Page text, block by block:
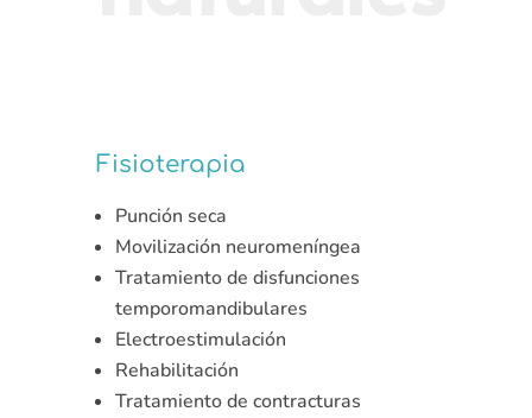
Fisioterapia
Punción seca
Movilización neuromeníngea
Tratamiento de disfunciones
temporomandibulares
Electroestimulación
Rehabilitación
Tratamiento de contracturas